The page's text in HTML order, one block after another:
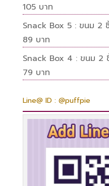
105 บาท
Snack Box 5 : ขนม 2
89 บาท
Snack Box 4 : ขนม 2
79 บาท
Line@ ID : @puffpie